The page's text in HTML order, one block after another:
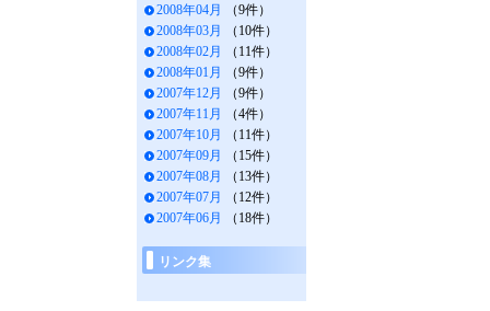
2008年04月
（9件）
2008年03月
（10件）
2008年02月
（11件）
2008年01月
（9件）
2007年12月
（9件）
2007年11月
（4件）
2007年10月
（11件）
2007年09月
（15件）
2007年08月
（13件）
2007年07月
（12件）
2007年06月
（18件）
リンク集